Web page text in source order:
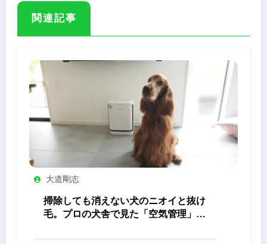
関連記事
大道剛志
掃除しても消えない犬のニオイと抜け
毛。プロの犬舎で見た「空気管理」の